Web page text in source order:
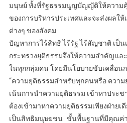
มนุษย์ ทั้งที่รัฐธรรมนูญบัญญัติให้ความ
ของการบริหารประเทศและจะส่งผลใ
ต่างๆ ของสังคม
ปัญหาการไร้สิทธิ ไร้รัฐ ไร้สัญชาติ เป็
กระทรวงยุติธรรมจึงให้ความสำคัญแล
ในทุกกลุ่มคน โดยมีนโยบายขับเคลื่อน
“ความยุติธรรมสำหรับทุกคนหรือ ความ
เน้นการนำความยุติธรรม เข้าหาประ
ต้องเข้ามาหาความยุติธรรมเพียงฝ่ายเ
เป็นสิทธิมนุษยชน ขั้นพื้นฐานที่มีคุณค่